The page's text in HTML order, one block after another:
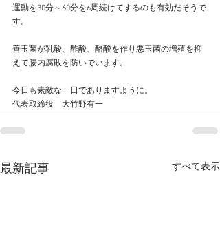
運動を30分～60分を6周続けてするのも有効だそうで
す。
善玉菌が乳酸、酢酸、酪酸を作り悪玉菌の増殖を抑
えて腸内腐敗を防いでいます。
今日も素敵な一日でありますように。
代表取締役　大竹野有一
最新記事 すべて表示